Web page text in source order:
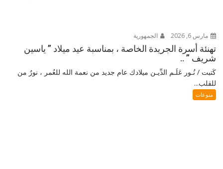
مارس 6, 2026 الجمهورية
تهنئة أسرة الجريدة الخاصة ، بمناسبة عيد ميلاد ” ياسين
شريف ” ..
كَتبت / نُـور عَلَـم الدِّيـن ميلادك عام جديد من نعمة الله للعُمر ، نورٌ من
للقلب...
منوعات